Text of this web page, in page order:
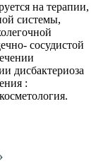
на терапии,
системы,
сосудистой
дисбактериоза
: